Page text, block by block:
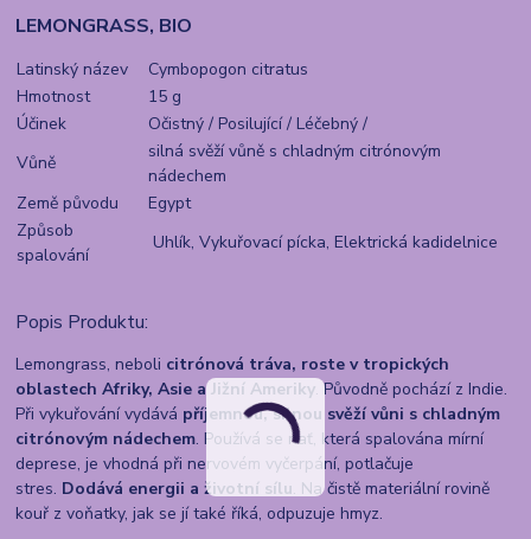
LEMONGRASS, BIO
Latinský název
Cymbopogon citratus
Hmotnost
15 g
Účinek
Očistný / Posilující / Léčebný /
Vůně
silná svěží vůně s chladným citrónovým
nádechem
Země původu
Egypt
Způsob
spalování
Uhlík, Vykuřovací pícka, Elektrická kadidelnice
Popis Produktu:
Lemongrass, neboli citrónová tráva, roste v tropických
oblastech Afriky, Asie a Jižní Ameriky. Původně pochází z Indie.
Při vykuřování vydává příjemnou, silnou svěží vůni s chladným
citrónovým nádechem. Používá se nať, která spalována mírní
deprese, je vhodná při nervovém vyčerpání, potlačuje
stres. Dodává energii a životní sílu. Na čistě materiální rovině
kouř z voňatky, jak se jí také říká, odpuzuje hmyz.